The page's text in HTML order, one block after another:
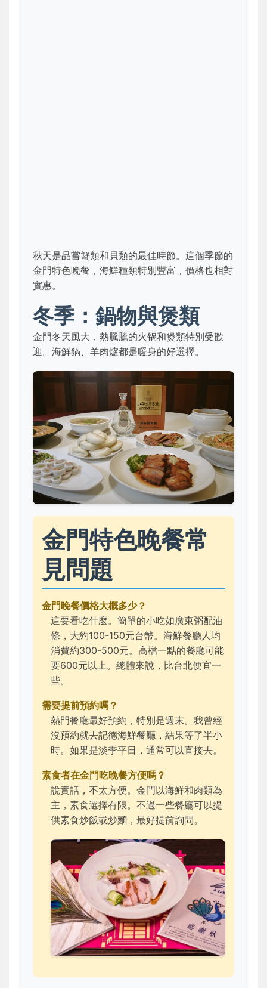
秋天是品嘗蟹類和貝類的最佳時節。這個季節的
金門特色晚餐，海鮮種類特別豐富，價格也相對
實惠。
冬季：鍋物與煲類
金門冬天風大，熱騰騰的火锅和煲類特別受歡
迎。海鮮鍋、羊肉爐都是暖身的好選擇。
金門特色晚餐常
見問題
金門晚餐價格大概多少？
這要看吃什麼。簡單的小吃如廣東粥配油
條，大約100-150元台幣。海鮮餐廳人均
消費約300-500元。高檔一點的餐廳可能
要600元以上。總體來說，比台北便宜一
些。
需要提前預約嗎？
熱門餐廳最好預約，特別是週末。我曾經
沒預約就去記德海鮮餐廳，結果等了半小
時。如果是淡季平日，通常可以直接去。
素食者在金門吃晚餐方便嗎？
說實話，不太方便。金門以海鮮和肉類為
主，素食選擇有限。不過一些餐廳可以提
供素食炒飯或炒麵，最好提前詢問。